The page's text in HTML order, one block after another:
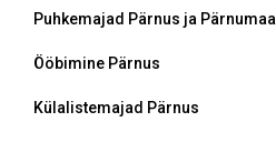
Puhkemajad Pärnus ja Pärnumaal
Ööbimine Pärnus
Külalistemajad Pärnus